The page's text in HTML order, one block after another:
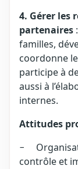
4. Gérer les
partenaires
familles,
coordonne
participe à
aussi à
internes.
Attitudes
−
contrôle et